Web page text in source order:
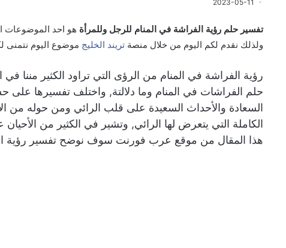
2023-05-11
تفسير حلم رؤية الفراشة في المنام للرجل وللمرأة هو احد الموضوعات
ولذلك نقدم لكم اليوم من خلال منصة تريند الخليج موضوع اليوم نتمنى
رؤية الفراشة في المنام من الرؤى التي تراود الكثير مننا
حلم الفراشات في المنام وما دلالتة, واختلف تفسيرها
السعادة والأحداث السعيدة على قلب الرائي ومن حوله من
الكاملة التي يتعرض لها الرائي, وتشير في الكثير من
هذا المقال من موقع عرب فورنت سوف نوضح تفسير رؤية